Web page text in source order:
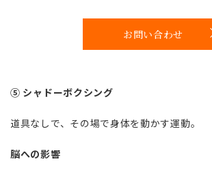
お問い合わせ
⑤ シャドーボクシング
道具なしで、その場で身体を動かす運動。
脳への影響